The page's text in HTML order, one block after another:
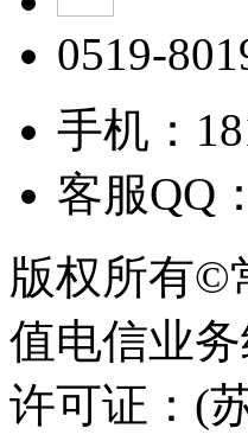
0519-
手机：
客服QQ
版权所有©
值电信业
许可证：(